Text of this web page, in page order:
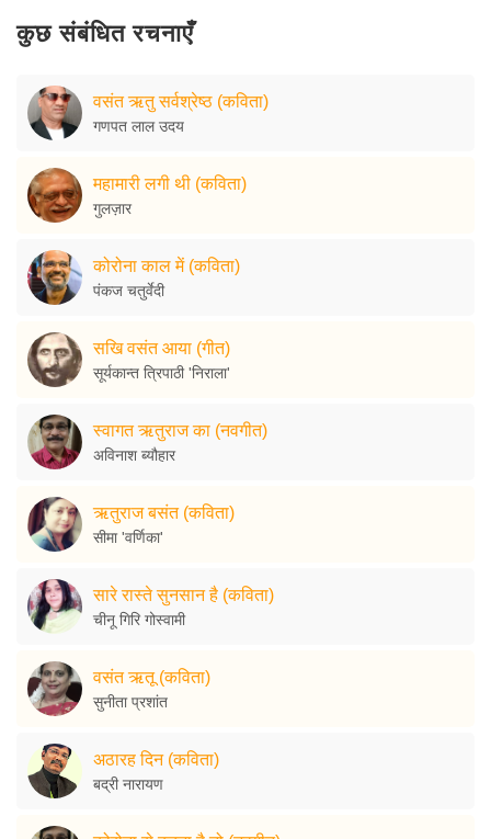
कुछ संबंधित रचनाएँ
वसंत ऋतु सर्वश्रेष्ठ (कविता)
गणपत लाल उदय
महामारी लगी थी (कविता)
गुलज़ार
कोरोना काल में (कविता)
पंकज चतुर्वेदी
सखि वसंत आया (गीत)
सूर्यकान्त त्रिपाठी 'निराला'
स्वागत ऋतुराज का (नवगीत)
अविनाश ब्यौहार
ऋतुराज बसंत (कविता)
सीमा 'वर्णिका'
सारे रास्ते सुनसान है (कविता)
चीनू गिरि गोस्वामी
वसंत ऋतू (कविता)
सुनीता प्रशांत
अठारह दिन (कविता)
बद्री नारायण